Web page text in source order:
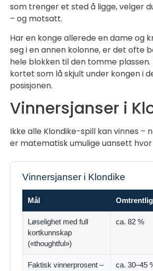
som trenger et sted å ligge, velger
– og motsatt.
Har en konge allerede en dame og
seg i en annen kolonne, er det ofte
hele blokken til den tomme
kortet som lå skjult under kongen i
posisjonen.
Vinnersjanser i
Ikke alle Klondike-spill kan vinnes –
er matematisk umulige uansett
Vinnersjanser i Klondike
Mål
Løselighet med full
kortkunnskap
(«thoughtful»)
ca. 82 %
Faktisk vinnerprosent –
ca. 30–45